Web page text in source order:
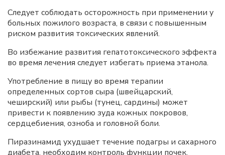
Следует соблюдать осторожность при применении у
больных пожилого возраста, в связи с повышенным
риском развития токсических явлений.
Во избежание развития гепатотоксического эффекта
во время лечения следует избегать приема этанола.
Употребление в пищу во время терапии
определенных сортов сыра (швейцарский,
чеширский) или рыбы (тунец, сардины) может
привести к появлению зуда кожных покровов,
сердцебиения, озноба и головной боли.
Пиразинамид ухудшает течение подагры и сахарного
диабета, необходим контроль функции почек,